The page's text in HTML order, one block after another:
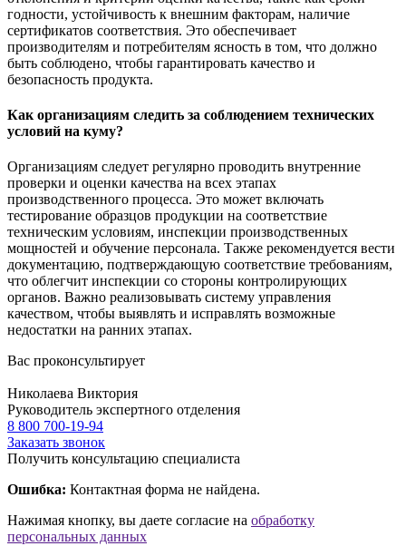
годности, устойчивость к внешним факторам, наличие
сертификатов соответствия. Это обеспечивает
производителям и потребителям ясность в том, что должно
быть соблюдено, чтобы гарантировать качество и
безопасность продукта.
Как организациям следить за соблюдением технических
условий на куму?
Организациям следует регулярно проводить внутренние
проверки и оценки качества на всех этапах
производственного процесса. Это может включать
тестирование образцов продукции на соответствие
техническим условиям, инспекции производственных
мощностей и обучение персонала. Также рекомендуется вести
документацию, подтверждающую соответствие требованиям,
что облегчит инспекции со стороны контролирующих
органов. Важно реализовывать систему управления
качеством, чтобы выявлять и исправлять возможные
недостатки на ранних этапах.
Вас проконсультирует
Николаева Виктория
Руководитель экспертного отделения
8 800 700-19-94
Заказать звонок
Получить консультацию специалиста
Ошибка: Контактная форма не найдена.
Нажимая кнопку, вы даете согласие на обработку
персональных данных